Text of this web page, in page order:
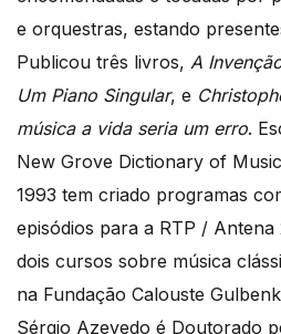
e orquestras, estando
Publicou três livros, A
Um Piano Singular, e
música a vida seria um erro.
New Grove Dictionary of
1993 tem criado programas
episódios para a RTP / Antena
dois cursos sobre música
na Fundação Calouste
Sérgio Azevedo é Doutorado